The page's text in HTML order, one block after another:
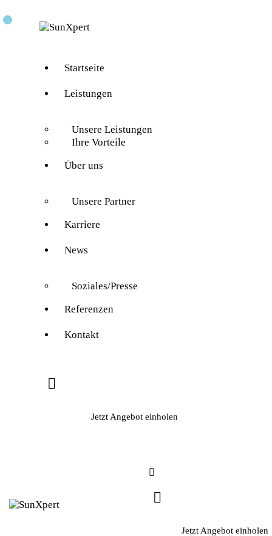
Startseite
Leistungen
Unsere Leistungen
Ihre Vorteile
Über uns
Unsere Partner
Karriere
News
Soziales/Presse
Referenzen
Kontakt
Jetzt Angebot einholen
Jetzt Angebot einholen